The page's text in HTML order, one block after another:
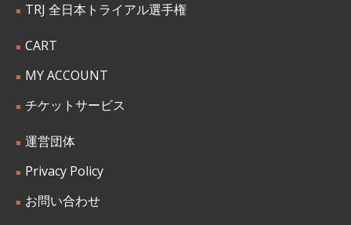
TRJ 全日本トライアル選手権
CART
MY ACCOUNT
チケットサービス
運営団体
Privacy Policy
お問い合わせ